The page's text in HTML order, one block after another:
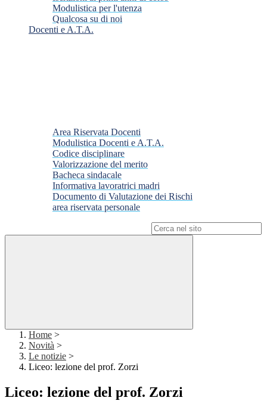
Modulistica per l'utenza
Qualcosa su di noi
Docenti e A.T.A.
Area Riservata Docenti
Modulistica Docenti e A.T.A.
Codice disciplinare
Valorizzazione del merito
Bacheca sindacale
Informativa lavoratrici madri
Documento di Valutazione dei Rischi
area riservata personale
Home >
Novità >
Le notizie >
Liceo: lezione del prof. Zorzi
Liceo: lezione del prof. Zorzi